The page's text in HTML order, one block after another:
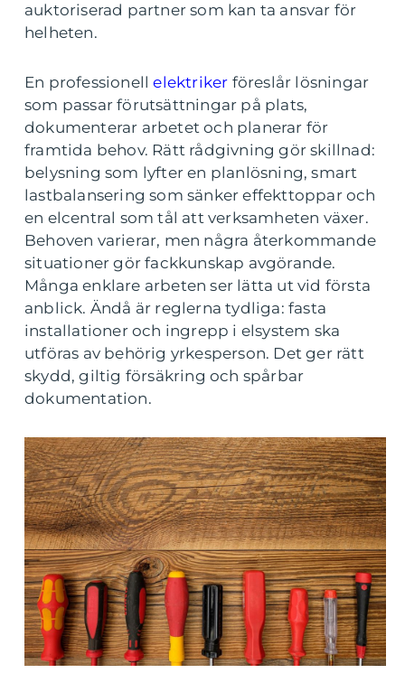
auktoriserad partner som kan ta ansvar för
helheten.
En professionellelektriker föreslår lösningar
som passar förutsättningar på plats,
dokumenterar arbetet och planerar för
framtida behov. Rätt rådgivning gör skillnad:
belysning som lyfter en planlösning, smart
lastbalansering som sänker effekttoppar och
en elcentral som tål att verksamheten växer.
Behoven varierar, men några återkommande
situationer gör fackkunskap avgörande.
Många enklare arbeten ser lätta ut vid första
anblick. Ändå är reglerna tydliga: fasta
installationer och ingrepp i elsystem ska
utföras av behörig yrkesperson. Det ger rätt
skydd, giltig försäkring och spårbar
dokumentation.